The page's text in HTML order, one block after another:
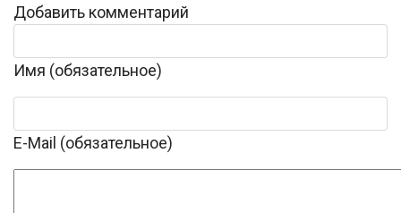
Добавить комментарий
Имя (обязательное)
E-Mail (обязательное)